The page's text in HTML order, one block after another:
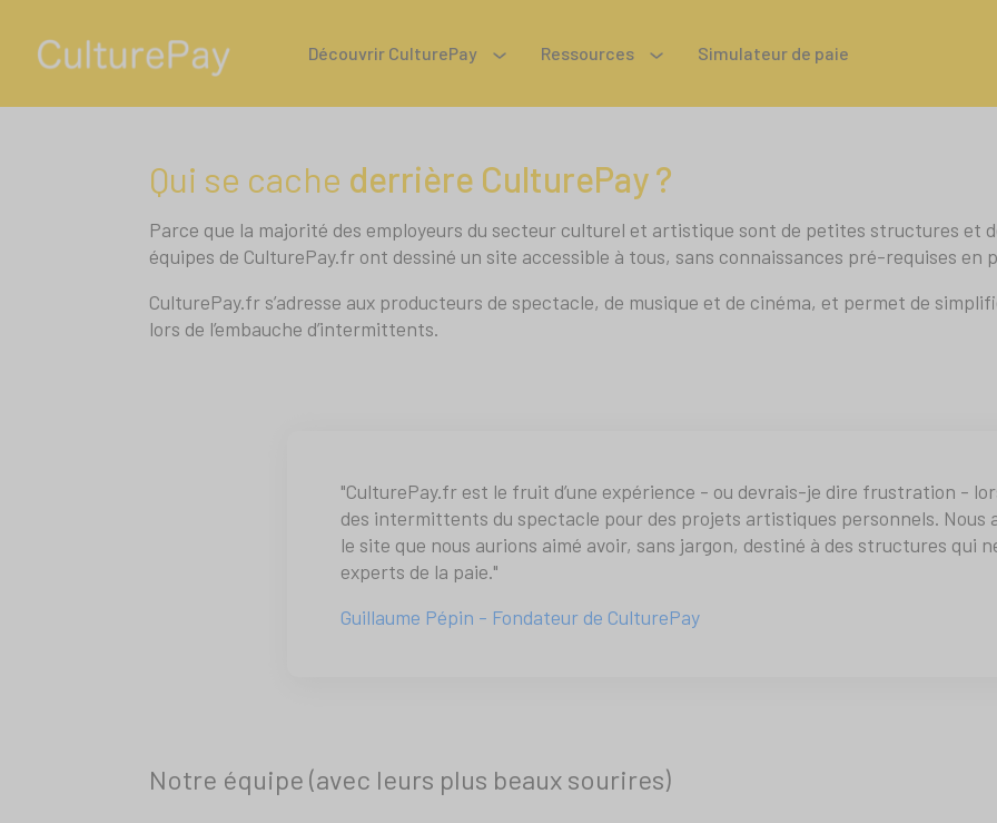
Découvrir CulturePay Ressources Simulateur de paie
Qui se cache derrière CulturePay ?
Parce que la majorité des employeurs du secteur culturel et artistique sont de petites structures et
équipes de CulturePay.fr ont dessiné un site accessible à tous, sans connaissances pré-requises en
CulturePay.fr s’adresse aux producteurs de spectacle, de musique et de cinéma, et permet de
lors de l’embauche d’intermittents.
"CulturePay.fr est le fruit d’une expérience - ou devrais-je dire frustration -
des intermittents du spectacle pour des projets artistiques personnels. Nous
le site que nous aurions aimé avoir, sans jargon, destiné à des structures qui
experts de la paie."
Guillaume Pépin - Fondateur de CulturePay
Notre équipe (avec leurs plus beaux sourires)